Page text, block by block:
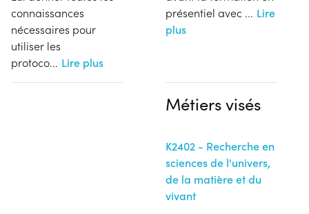
connaissances
nécessaires pour
utiliser les
protoco... Lire plus
présentiel avec ... Lire
plus
Métiers visés
K2402 - Recherche en
sciences de l'univers,
de la matière et du
vivant